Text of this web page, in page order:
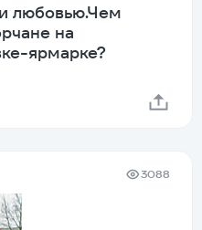
любовью.Чем
на
ярмарке?
3088